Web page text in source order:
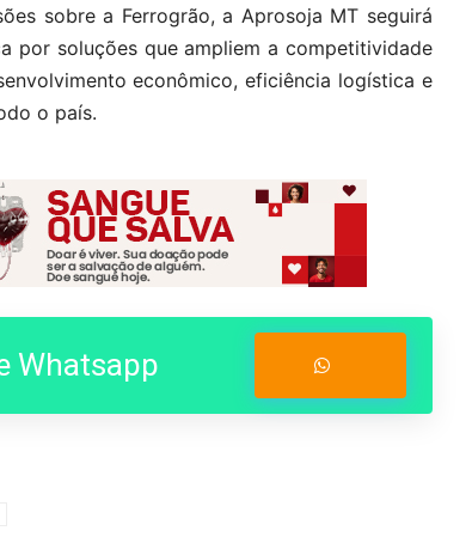
sobre a Ferrogrão, a Aprosoja MT seguirá
por soluções que ampliem a competitividade
econômico, eficiência logística e
o país.
Whatsapp